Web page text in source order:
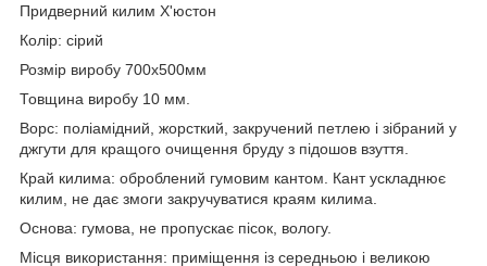
Придверний килим Х'юстон
Колір: сірий
Розмір виробу 700х500мм
Товщина виробу 10 мм.
Ворс: поліамідний, жорсткий, закручений петлею і зібраний у
джгути для кращого очищення бруду з підошов взуття.
Край килима: оброблений гумовим кантом. Кант ускладнює
килим, не дає змоги закручуватися краям килима.
Основа: гумова, не пропускає пісок, вологу.
Місця використання: приміщення із середньою і великою